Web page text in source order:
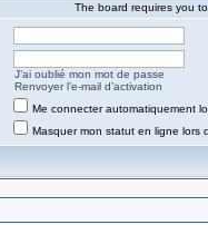
The board requires you
J’ai oublié mon mot de passe
Renvoyer l’e-mail d’activation
Me connecter automatiquement
Masquer mon statut en ligne lors